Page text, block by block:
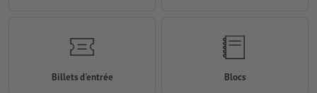
Billets d'entrée Blocs